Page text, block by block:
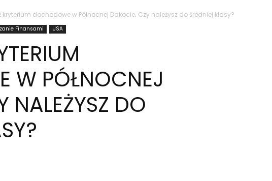
kryterium dochodowe w Północnej Dakocie. Czy należysz do średniej klasy?
Finansami USA
W PÓŁNOCNEJ
NALEŻYSZ DO